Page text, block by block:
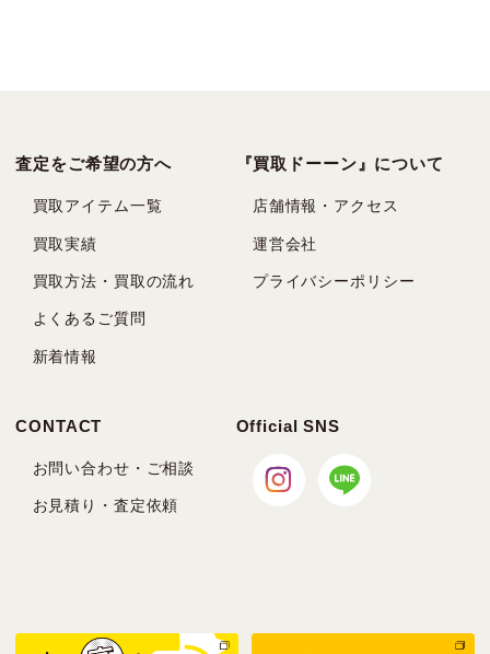
査定をご希望の方へ
買取アイテム一覧
買取実績
買取方法・買取の流れ
よくあるご質問
新着情報
『買取ドーーン』について
店舗情報・アクセス
運営会社
プライバシーポリシー
CONTACT
お問い合わせ・ご相談
お見積り・査定依頼
Official SNS